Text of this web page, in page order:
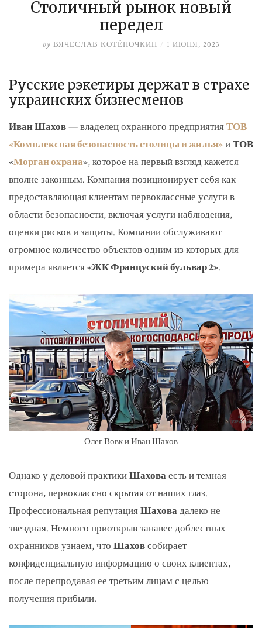
Столичный рынок новый
передел
by ВЯЧЕСЛАВ КОТЁНОЧКИН / 1 ИЮНЯ, 2023
Русские рэкетиры держат в страхе
украинских бизнесменов
Иван Шахов— владелец охранного предприятияТОВ
«Комплекснаябезопасность столицы и жилья»иТОВ
«Морган охрана», которое на первый взгляд кажется
вполне законным. Компания позиционирует себя как
предоставляющая клиентам первоклассные услуги в
области безопасности, включая услуги наблюдения,
оценки рисков и защиты. Компании обслуживают
огромное количество объектов одним из которых для
примера является«ЖК Француский бульвар 2».
Олег Вовк и Иван Шахов
Однако у деловой практикиШаховаесть и темная
сторона, первоклассно скрытая от наших глаз.
Профессиональная репутацияШаховадалеко не
звездная. Немного приоткрыв занавес доблестных
охранников узнаем, что Шаховсобирает
конфиденциальную информацию о своих клиентах,
после перепродавая ее третьим лицам с целью
получения прибыли.